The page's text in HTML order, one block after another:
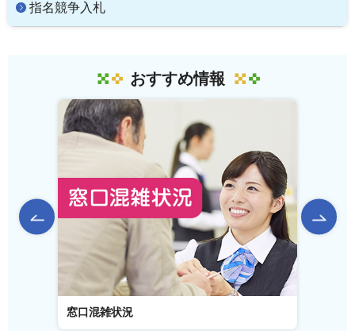
指名競争入札
おすすめ情報
前のスライドを表示
窓口混雑状況